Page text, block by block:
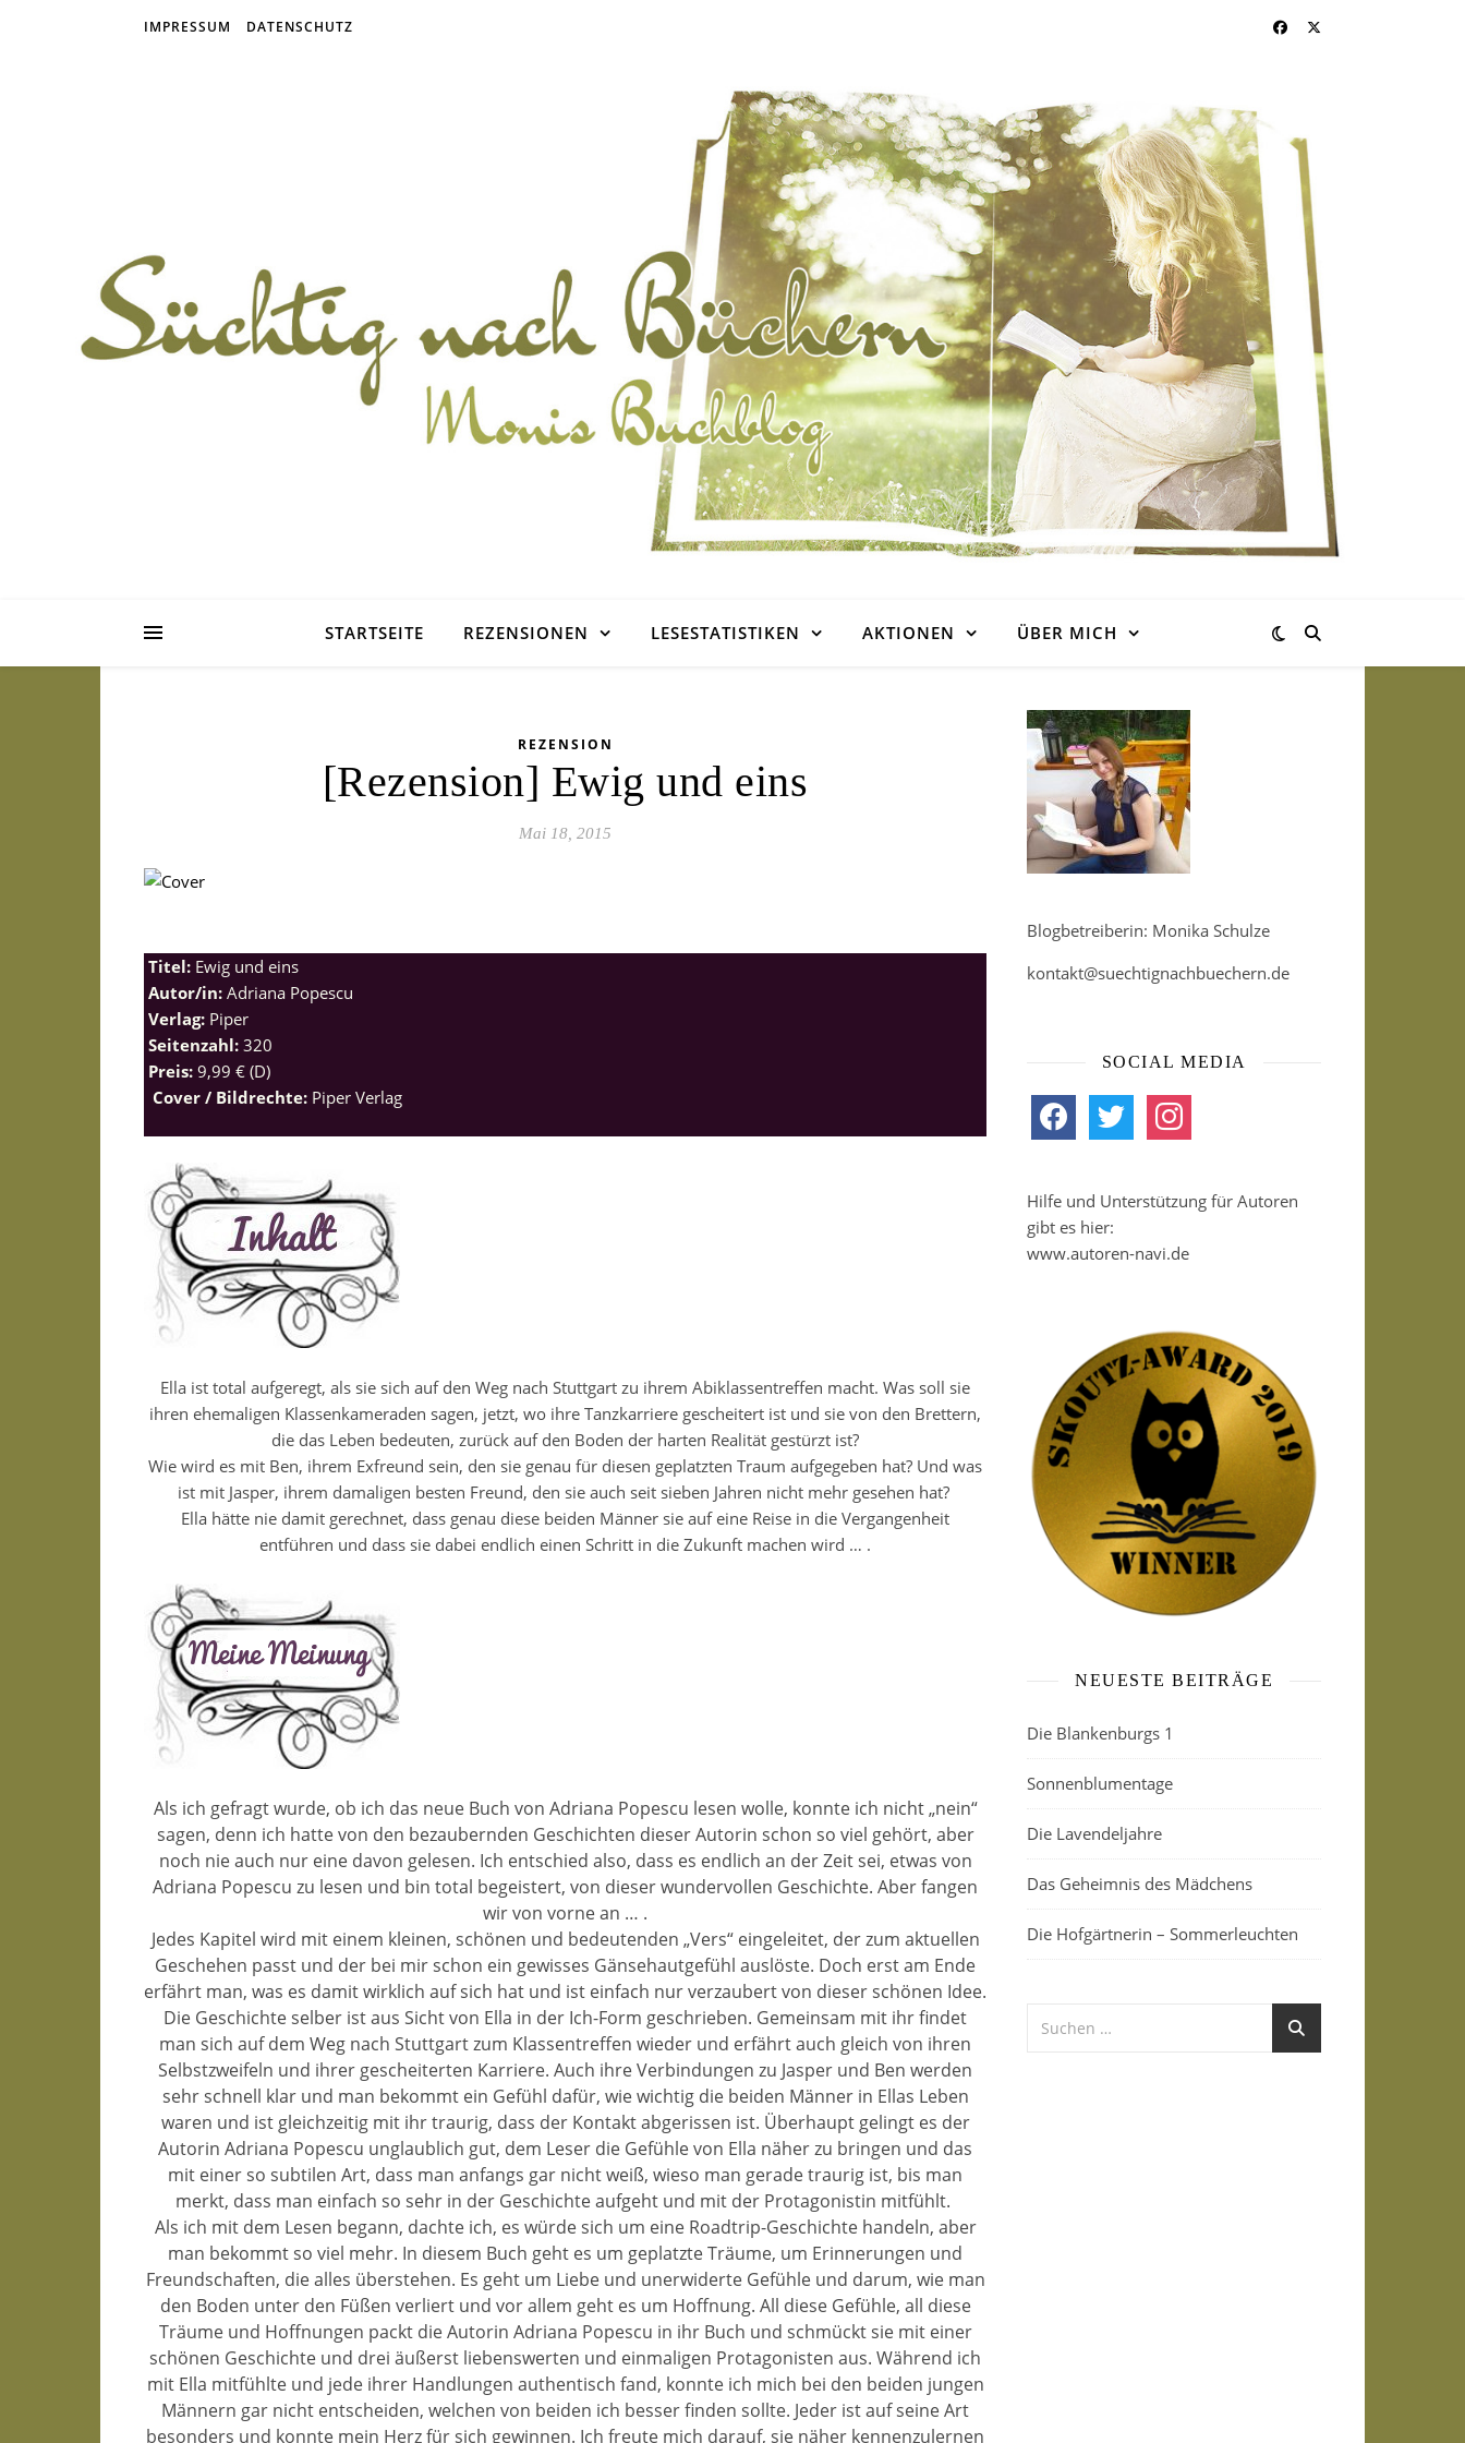
IMPRESSUM DATENSCHUTZ
STARTSEITE REZENSIONEN LESESTATISTIKEN AKTIONEN ÜBER MICH
REZENSION
[Rezension] Ewig und eins
Mai 18, 2015
Titel: Ewig und eins
Autor/in: Adriana Popescu
Verlag: Piper
Seitenzahl: 320
Preis: 9,99 € (D)
Cover / Bildrechte: Piper Verlag
Ella ist total aufgeregt, als sie sich auf den Weg nach Stuttgart zu ihrem Abiklassentreffen macht. Was soll sie
ihren ehemaligen Klassenkameraden sagen, jetzt, wo ihre Tanzkarriere gescheitert ist und sie von den Brettern,
die das Leben bedeuten, zurück auf den Boden der harten Realität gestürzt ist?
Wie wird es mit Ben, ihrem Exfreund sein, den sie genau für diesen geplatzten Traum aufgegeben hat? Und was
ist mit Jasper, ihrem damaligen besten Freund, den sie auch seit sieben Jahren nicht mehr gesehen hat?
Ella hätte nie damit gerechnet, dass genau diese beiden Männer sie auf eine Reise in die Vergangenheit
entführen und dass sie dabei endlich einen Schritt in die Zukunft machen wird … .
Als ich gefragt wurde, ob ich das neue Buch von Adriana Popescu lesen wolle, konnte ich nicht „nein“
sagen, denn ich hatte von den bezaubernden Geschichten dieser Autorin schon so viel gehört, aber
noch nie auch nur eine davon gelesen. Ich entschied also, dass es endlich an der Zeit sei, etwas von
Adriana Popescu zu lesen und bin total begeistert, von dieser wundervollen Geschichte. Aber fangen
wir von vorne an … .
Jedes Kapitel wird mit einem kleinen, schönen und bedeutenden „Vers“ eingeleitet, der zum aktuellen
Geschehen passt und der bei mir schon ein gewisses Gänsehautgefühl auslöste. Doch erst am Ende
erfährt man, was es damit wirklich auf sich hat und ist einfach nur verzaubert von dieser schönen Idee.
Die Geschichte selber ist aus Sicht von Ella in der Ich-Form geschrieben. Gemeinsam mit ihr findet
man sich auf dem Weg nach Stuttgart zum Klassentreffen wieder und erfährt auch gleich von ihren
Selbstzweifeln und ihrer gescheiterten Karriere. Auch ihre Verbindungen zu Jasper und Ben werden
sehr schnell klar und man bekommt ein Gefühl dafür, wie wichtig die beiden Männer in Ellas Leben
waren und ist gleichzeitig mit ihr traurig, dass der Kontakt abgerissen ist. Überhaupt gelingt es der
Autorin Adriana Popescu unglaublich gut, dem Leser die Gefühle von Ella näher zu bringen und das
mit einer so subtilen Art, dass man anfangs gar nicht weiß, wieso man gerade traurig ist, bis man
merkt, dass man einfach so sehr in der Geschichte aufgeht und mit der Protagonistin mitfühlt.
Als ich mit dem Lesen begann, dachte ich, es würde sich um eine Roadtrip-Geschichte handeln, aber
man bekommt so viel mehr. In diesem Buch geht es um geplatzte Träume, um Erinnerungen und
Freundschaften, die alles überstehen. Es geht um Liebe und unerwiderte Gefühle und darum, wie man
den Boden unter den Füßen verliert und vor allem geht es um Hoffnung. All diese Gefühle, all diese
Träume und Hoffnungen packt die Autorin Adriana Popescu in ihr Buch und schmückt sie mit einer
schönen Geschichte und drei äußerst liebenswerten und einmaligen Protagonisten aus. Während ich
mit Ella mitfühlte und jede ihrer Handlungen authentisch fand, konnte ich mich bei den beiden jungen
Männern gar nicht entscheiden, welchen von beiden ich besser finden sollte. Jeder ist auf seine Art
besonders und konnte mein Herz für sich gewinnen. Ich freute mich darauf, sie näher kennenzulernen
Blogbetreiberin: Monika Schulze
kontakt@suechtignachbuechern.de
SOCIAL MEDIA
facebook twitter instagram
Hilfe und Unterstützung für Autoren
gibt es hier:
www.autoren-navi.de
NEUESTE BEITRÄGE
Die Blankenburgs 1
Sonnenblumentage
Die Lavendeljahre
Das Geheimnis des Mädchens
Die Hofgärtnerin – Sommerleuchten